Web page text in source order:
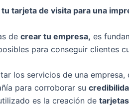
tarjeta de visita para una
de crear tu empresa, es
para conseguir clientes
los servicios de una empresa,
para corroborar su
es la creación de